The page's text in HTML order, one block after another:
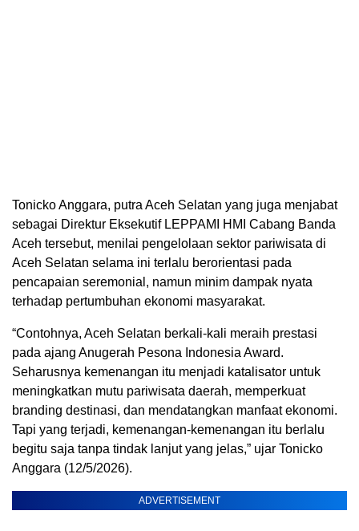
Tonicko Anggara, putra Aceh Selatan yang juga menjabat
sebagai Direktur Eksekutif LEPPAMI HMI Cabang Banda
Aceh tersebut, menilai pengelolaan sektor pariwisata di
Aceh Selatan selama ini terlalu berorientasi pada
pencapaian seremonial, namun minim dampak nyata
terhadap pertumbuhan ekonomi masyarakat.
“Contohnya, Aceh Selatan berkali-kali meraih prestasi
pada ajang Anugerah Pesona Indonesia Award.
Seharusnya kemenangan itu menjadi katalisator untuk
meningkatkan mutu pariwisata daerah, memperkuat
branding destinasi, dan mendatangkan manfaat ekonomi.
Tapi yang terjadi, kemenangan-kemenangan itu berlalu
begitu saja tanpa tindak lanjut yang jelas,” ujar Tonicko
Anggara (12/5/2026).
ADVERTISEMENT